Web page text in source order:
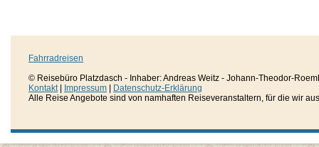
Fahrradreisen
© Reisebüro Platzdasch - Inhaber: Andreas Weitz - Johann-Theodor-
Kontakt| Impressum
Datenschutz-Erklärung
Alle Reise Angebote sind von namhaften Reiseveranstaltern, für die wir